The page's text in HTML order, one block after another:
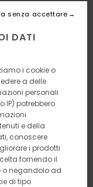
DATI
i cookie o
a delle
personali
IP) potrebbero
e della
conoscere
i prodotti
fornendo il
o negandolo ad
di tipo
senza accettare